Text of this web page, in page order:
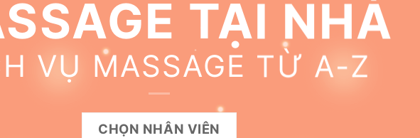
TẠI NHÀ
VỤ MASSAGE TỪ A-Z
CHỌN NHÂN VIÊN